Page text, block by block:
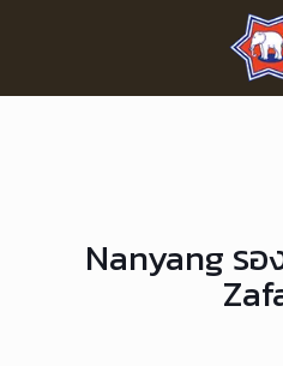
Nanyang รอ